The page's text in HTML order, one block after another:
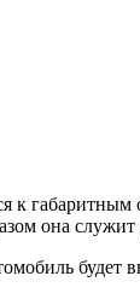
габаритным
она
будет